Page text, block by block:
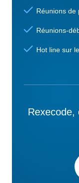
Réunions de
Réunions-
Hot line sur
Rexecode,